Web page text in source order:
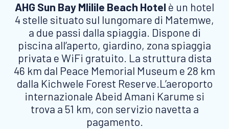
AHG Sun Bay Mlilile Beach Hotel è un hotel
4 stelle situato sul lungomare di Matemwe,
a due passi dalla spiaggia. Dispone di
piscina all’aperto, giardino, zona spiaggia
privata e WiFi gratuito. La struttura dista
46 km dal Peace Memorial Museum e 28 km
dalla Kichwele Forest Reserve.L’aeroporto
internazionale Abeid Amani Karume si
trova a 51 km, con servizio navetta a
pagamento.